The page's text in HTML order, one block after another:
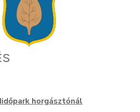
horgásztónál